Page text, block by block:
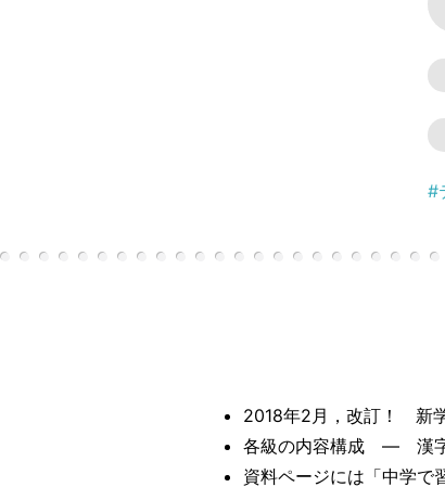
#
2018年2月，改訂！ 新
各級の内容構成 ― 漢字
資料ページには「中学で